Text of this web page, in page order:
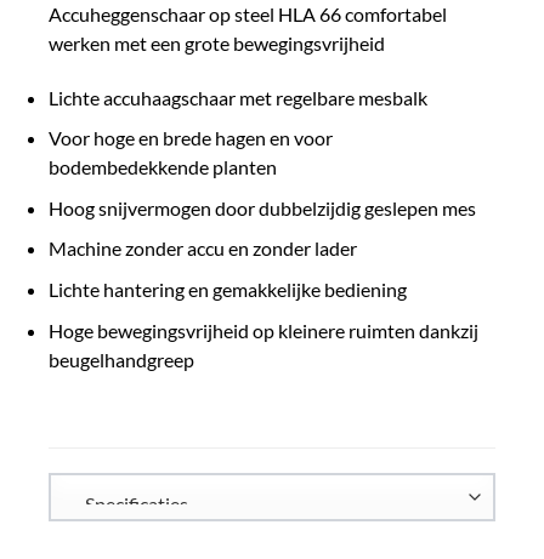
Accuheggenschaar op steel HLA 66 comfortabel
werken met een grote bewegingsvrijheid
Lichte accuhaagschaar met regelbare mesbalk
Voor hoge en brede hagen en voor
bodembedekkende planten
Hoog snijvermogen door dubbelzijdig geslepen mes
Machine zonder accu en zonder lader
Lichte hantering en gemakkelijke bediening
Hoge bewegingsvrijheid op kleinere ruimten dankzij
beugelhandgreep